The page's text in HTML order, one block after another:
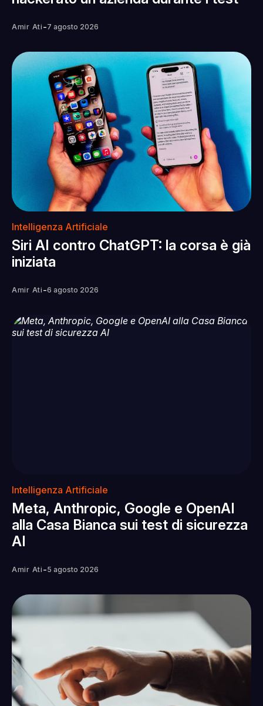
Amir Ati -7 agosto 2026
Intelligenza Artificiale
Siri AI contro ChatGPT: la corsa è già
iniziata
Amir Ati -6 agosto 2026
Intelligenza Artificiale
Meta, Anthropic, Google e OpenAI
alla Casa Bianca sui test di sicurezza
AI
Amir Ati -5 agosto 2026